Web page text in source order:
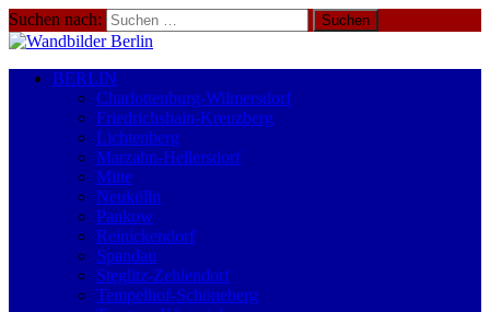
Suchen nach:
BERLIN
Charlottenburg-Wilmersdorf
Friedrichshain-Kreuzberg
Lichtenberg
Marzahn-Hellersdorf
Mitte
Neukölln
Pankow
Reinickendorf
Spandau
Steglitz-Zehlendorf
Tempelhof-Schöneberg